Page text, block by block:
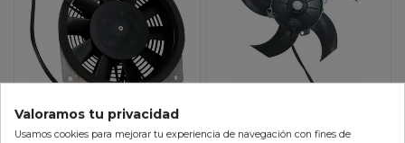
Ventilador Radiador
Ventilador Radiador Can
Valoramos tu privacidad
Usamos cookies para mejorar tu experiencia de navegación con fines de